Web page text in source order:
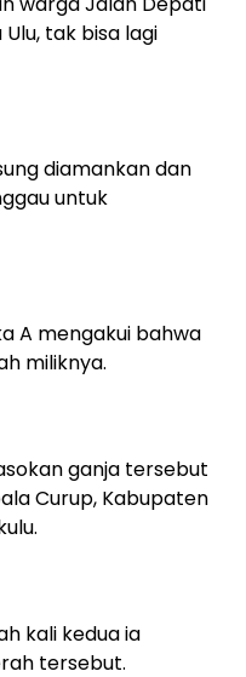
Ulu, tak bisa lagi
diamankan dan
untuk
A mengakui bahwa
miliknya.
ganja tersebut
Curup, Kabupaten
kali kedua ia
tersebut.